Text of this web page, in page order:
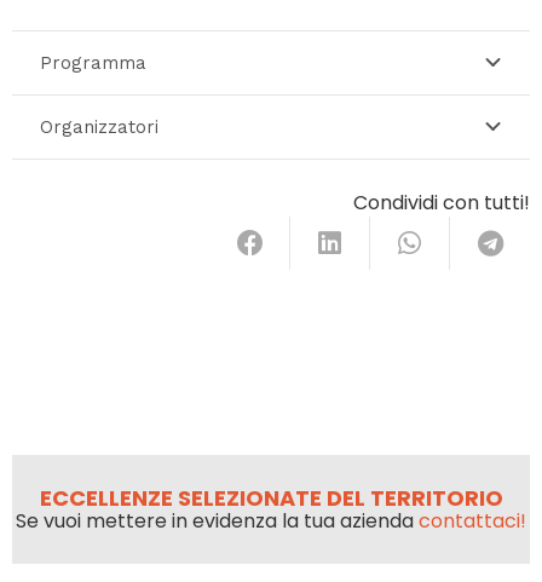
Programma
Organizzatori
Condividi con tutti!
ECCELLENZE SELEZIONATE DEL TERRITORIO
Se vuoi mettere in evidenza la tua aziendacontattaci!